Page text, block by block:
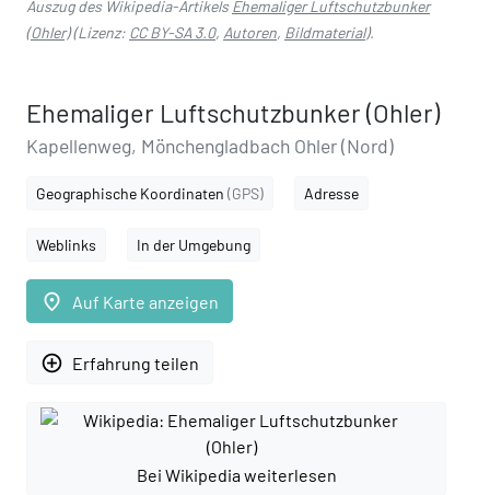
Auszug des Wikipedia-ArtikelsEhemaliger Luftschutzbunker
(Ohler)(Lizenz: CC BY-SA 3.0, Autoren, Bildmaterial).
Ehemaliger Luftschutzbunker (Ohler)
Kapellenweg, Mönchengladbach Ohler (Nord)
Geographische Koordinaten (GPS) Adresse
Weblinks In der Umgebung
place Auf Karte anzeigen
add_circle_outline Erfahrung teilen
Bei Wikipedia weiterlesen